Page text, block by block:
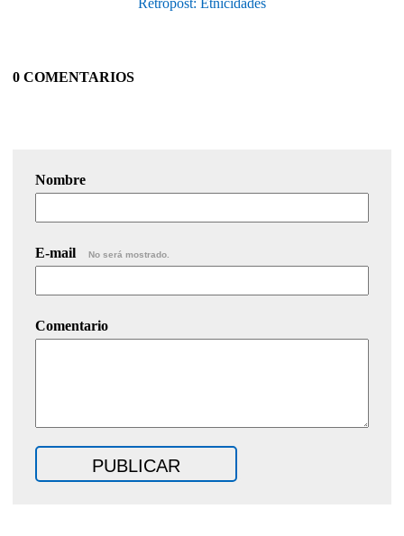
0 COMENTARIOS
Nombre
E-mail No será mostrado.
Comentario